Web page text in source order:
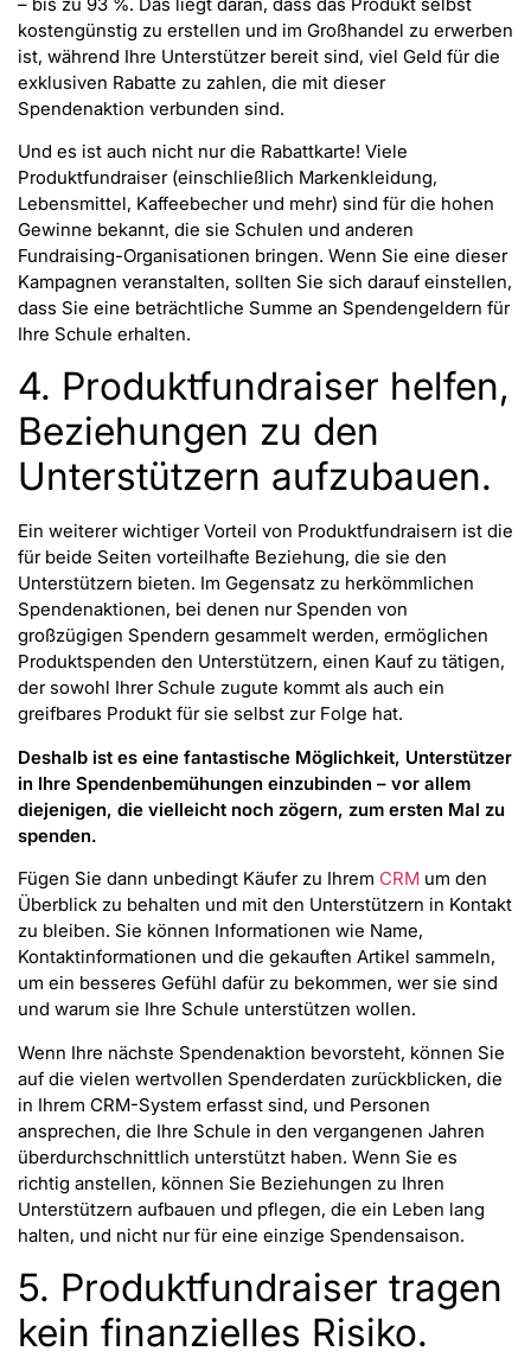
kostengünstig zu erstellen und im Großhandel zu erwerben
ist, während Ihre Unterstützer bereit sind, viel Geld für die
exklusiven Rabatte zu zahlen, die mit dieser
Spendenaktion verbunden sind.
Und es ist auch nicht nur die Rabattkarte! Viele
Produktfundraiser (einschließlich Markenkleidung,
Lebensmittel, Kaffeebecher und mehr) sind für die hohen
Gewinne bekannt, die sie Schulen und anderen
Fundraising-Organisationen bringen. Wenn Sie eine dieser
Kampagnen veranstalten, sollten Sie sich darauf einstellen,
dass Sie eine beträchtliche Summe an Spendengeldern für
Ihre Schule erhalten.
4. Produktfundraiser helfen,
Beziehungen zu den
Unterstützern aufzubauen.
Ein weiterer wichtiger Vorteil von Produktfundraisern ist die
für beide Seiten vorteilhafte Beziehung, die sie den
Unterstützern bieten. Im Gegensatz zu herkömmlichen
Spendenaktionen, bei denen nur Spenden von
großzügigen Spendern gesammelt werden, ermöglichen
Produktspenden den Unterstützern, einen Kauf zu tätigen,
der sowohl Ihrer Schule zugute kommt als auch ein
greifbares Produkt für sie selbst zur Folge hat.
Deshalb ist es eine fantastische Möglichkeit, Unterstützer
in Ihre Spendenbemühungen einzubinden – vor allem
diejenigen, die vielleicht noch zögern, zum ersten Mal zu
spenden.
Fügen Sie dann unbedingt Käufer zu Ihrem CRM um den
Überblick zu behalten und mit den Unterstützern in Kontakt
zu bleiben. Sie können Informationen wie Name,
Kontaktinformationen und die gekauften Artikel sammeln,
um ein besseres Gefühl dafür zu bekommen, wer sie sind
und warum sie Ihre Schule unterstützen wollen.
Wenn Ihre nächste Spendenaktion bevorsteht, können Sie
auf die vielen wertvollen Spenderdaten zurückblicken, die
in Ihrem CRM-System erfasst sind, und Personen
ansprechen, die Ihre Schule in den vergangenen Jahren
überdurchschnittlich unterstützt haben. Wenn Sie es
richtig anstellen, können Sie Beziehungen zu Ihren
Unterstützern aufbauen und pflegen, die ein Leben lang
halten, und nicht nur für eine einzige Spendensaison.
5. Produktfundraiser tragen
kein finanzielles Risiko.